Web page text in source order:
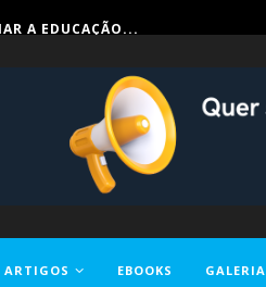
A EDUCAÇÃO...
ARTIGOS EBOOKS GALERIA